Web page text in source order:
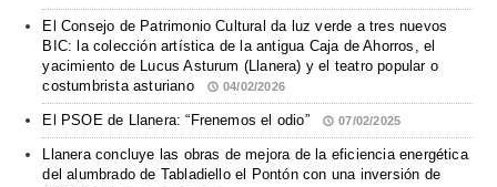
El Consejo de Patrimonio Cultural da luz verde a tres nuevos
BIC: la colección artística de la antigua Caja de Ahorros, el
yacimiento de Lucus Asturum (Llanera) y el teatro popular o
costumbrista asturiano
04/02/2026
El PSOE de Llanera: “Frenemos el odio” 07/02/2025
Llanera concluye las obras de mejora de la eficiencia energética
del alumbrado de Tabladiello el Pontón con una inversión de